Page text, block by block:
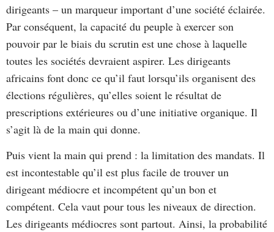
dirigeants – un marqueur important d’une société éclairée.
Par conséquent, la capacité du peuple à exercer son
pouvoir par le biais du scrutin est une chose à laquelle
toutes les sociétés devraient aspirer. Les dirigeants
africains font donc ce qu’il faut lorsqu’ils organisent des
élections régulières, qu’elles soient le résultat de
prescriptions extérieures ou d’une initiative organique. Il
s’agit là de la main qui donne.
Puis vient la main qui prend : la limitation des mandats. Il
est incontestable qu’il est plus facile de trouver un
dirigeant médiocre et incompétent qu’un bon et
compétent. Cela vaut pour tous les niveaux de direction.
Les dirigeants médiocres sont partout. Ainsi, la probabilité